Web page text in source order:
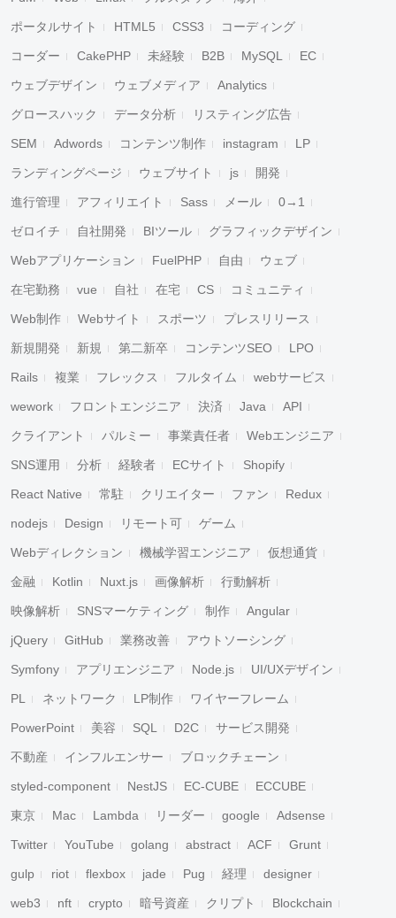
ポータルサイト HTML5 CSS3 コーディング
コーダー CakePHP 未経験 B2B MySQL EC
ウェブデザイン ウェブメディア Analytics
グロースハック データ分析 リスティング広告
SEM Adwords コンテンツ制作 instagram LP
ランディングページ ウェブサイト js 開発
進行管理 アフィリエイト Sass メール 0→1
ゼロイチ 自社開発 BIツール グラフィックデザイン
Webアプリケーション FuelPHP 自由 ウェブ
在宅勤務 vue 自社 在宅 CS コミュニティ
Web制作 Webサイト スポーツ プレスリリース
新規開発 新規 第二新卒 コンテンツSEO LPO
Rails 複業 フレックス フルタイム webサービス
wework フロントエンジニア 決済 Java API
クライアント パルミー 事業責任者 Webエンジニア
SNS運用 分析 経験者 ECサイト Shopify
React Native 常駐 クリエイター ファン Redux
nodejs Design リモート可 ゲーム
Webディレクション 機械学習エンジニア 仮想通貨
金融 Kotlin Nuxt.js 画像解析 行動解析
映像解析 SNSマーケティング 制作 Angular
jQuery GitHub 業務改善 アウトソーシング
Symfony アプリエンジニア Node.js UI/UXデザイン
PL ネットワーク LP制作 ワイヤーフレーム
PowerPoint 美容 SQL D2C サービス開発
不動産 インフルエンサー ブロックチェーン
styled-component NestJS EC-CUBE ECCUBE
東京 Mac Lambda リーダー google Adsense
Twitter YouTube golang abstract ACF Grunt
gulp riot flexbox jade Pug 経理 designer
web3 nft crypto 暗号資産 クリプト Blockchain